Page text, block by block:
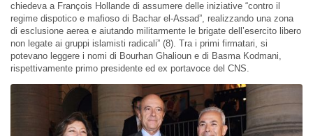
chiedeva a François Hollande di assumere delle iniziative “contro il
regime dispotico e mafioso di Bachar el-Assad”, realizzando una zona
di esclusione aerea e aiutando militarmente le brigate dell’esercito libero
non legate ai gruppi islamisti radicali” (8). Tra i primi firmatari, si
potevano leggere i nomi di Bourhan Ghalioun e di Basma Kodmani,
rispettivamente primo presidente ed ex portavoce del CNS.